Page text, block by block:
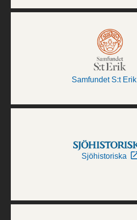
Samfundet S:t Erik
Sjöhistoriska